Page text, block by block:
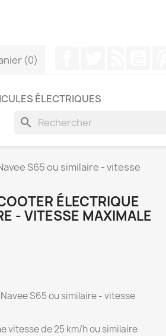
(0)
ÉLECTRIQUES
search
S65 ou similaire - vitesse
ÉLECTRIQUE
- VITESSE MAXIMALE
S65 ou similaire - vitesse
vitesse de 25 km/h ou similaire